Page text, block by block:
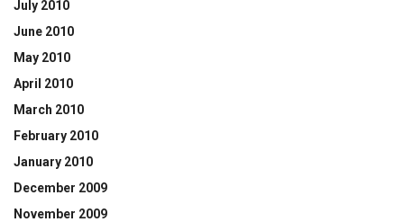
July 2010
June 2010
May 2010
April 2010
March 2010
February 2010
January 2010
December 2009
November 2009